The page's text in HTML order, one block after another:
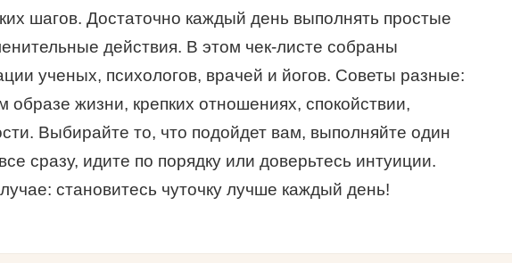
шагов. Достаточно каждый день выполнять простые
действия. В этом чек-листе собраны
ученых, психологов, врачей и йогов. Советы разные:
образе жизни, крепких отношениях, спокойствии,
Выбирайте то, что подойдет вам, выполняйте один
сразу, идите по порядку или доверьтесь интуиции.
становитесь чуточку лучше каждый день!